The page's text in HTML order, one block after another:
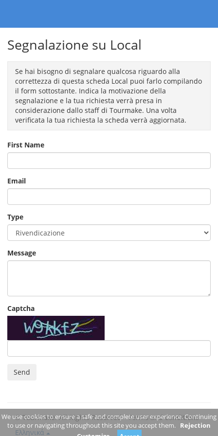
Segnalazione su Local
Se hai bisogno di segnalare qualcosa riguardo alla
correttezza di questa scheda Local puoi farlo compilando
il form sottostante. Indica la motivazione della
segnalazione e la tua richiesta verrà presa in
considerazione dallo staff di Tourmake. Una volta
verificata la tua richiesta la scheda verrà aggiornata.
First Name
Email
Type
Message
Captcha
Send
© Tourmake. All Rights Reserved -Terms and conditions
Ελληνικά
We use cookies to ensure a safe and complete user experience. Continuing
to use or navigating throughout this site you accept them. Rejection